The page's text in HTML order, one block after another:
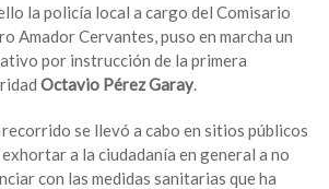
la policía local a cargo del Comisario
Amador Cervantes, puso en marcha un
por instrucción de la primera
Octavio Pérez Garay.
recorrido se llevó a cabo en sitios públicos
a la ciudadanía en general a no
con las medidas sanitarias que ha